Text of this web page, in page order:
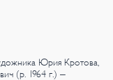
Юрия Кротова,
(р. 1964 г.) –